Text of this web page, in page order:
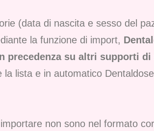
(data di nascita e sesso del
la funzione di import,
su altri supporti
lista e in automatico
non sono nel formato